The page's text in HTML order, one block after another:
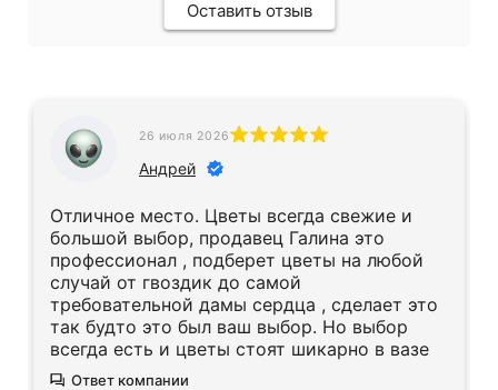
Оставить отзыв
26 июля 2026
Андрей
Отличное место. Цветы всегда свежие и
большой выбор, продавец Галина это
профессионал , подберет цветы на любой
случай от гвоздик до самой
требовательной дамы сердца , сделает это
так будто это был ваш выбор. Но выбор
всегда есть и цветы стоят шикарно в вазе
Ответ компании